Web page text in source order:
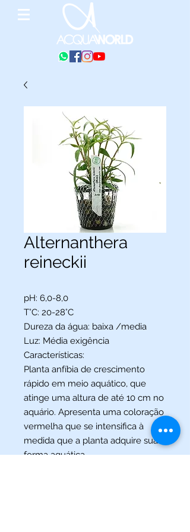
Alternanthera
reineckii
pH: 6,0-8,0
T°C: 20-28°C
Dureza da água: baixa /media
Luz: Média exigência
Características:
Planta anfíbia de crescimento
rápido em meio aquático, que
atinge uma altura de até 10 cm no
aquário. Apresenta uma coloração
vermelha que se intensifica à
medida que a planta adquire sua
forma aquática.